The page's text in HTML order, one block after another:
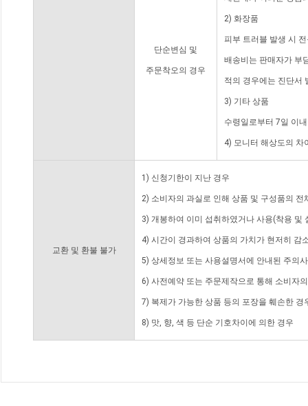
단순변심 및
주문착오의 경우
2) 화장품
피부 트러블 발생 시
배송비는 판매자가 부
적의 경우에는 진단서
3) 기타 상품
수령일로부터 7일 이
4) 모니터 해상도의 차
교환 및 환불 불가
1) 신청기한이 지난 경우
2) 소비자의 과실로 인해 상품 및 구성품의
3) 개봉하여 이미 섭취하였거나 사용(착용 및
4) 시간이 경과하여 상품의 가치가 현저히 감
5) 상세정보 또는 사용설명서에 안내된 주의
6) 사전예약 또는 주문제작으로 통해 소비자
7) 복제가 가능한 상품 등의 포장을 훼손한 경
8) 맛, 향, 색 등 단순 기호차이에 의한 경우